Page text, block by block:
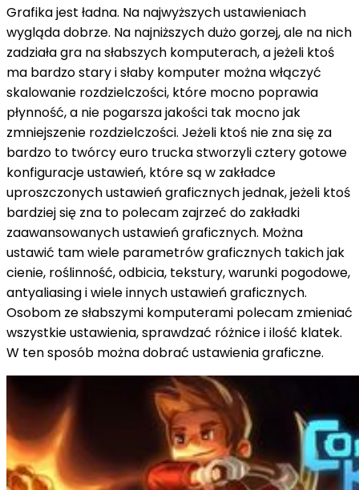
Grafika jest ładna. Na najwyższych ustawieniach
wygląda dobrze. Na najniższych dużo gorzej, ale na nich
zadziała gra na słabszych komputerach, a jeżeli ktoś
ma bardzo stary i słaby komputer można włączyć
skalowanie rozdzielczości, które mocno poprawia
płynność, a nie pogarsza jakości tak mocno jak
zmniejszenie rozdzielczości. Jeżeli ktoś nie zna się za
bardzo to twórcy euro trucka stworzyli cztery gotowe
konfiguracje ustawień, które są w zakładce
uproszczonych ustawień graficznych jednak, jeżeli ktoś
bardziej się zna to polecam zajrzeć do zakładki
zaawansowanych ustawień graficznych. Można
ustawić tam wiele parametrów graficznych takich jak
cienie, roślinność, odbicia, tekstury, warunki pogodowe,
antyaliasing i wiele innych ustawień graficznych.
Osobom ze słabszymi komputerami polecam zmieniać
wszystkie ustawienia, sprawdzać różnice i ilość klatek.
W ten sposób można dobrać ustawienia graficzne.